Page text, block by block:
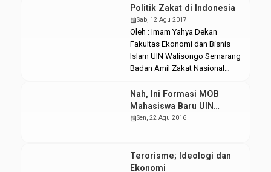
memutuskan hasil Pemilwa
dengan pasti. Pasalnya,
terdapat berbagai problem
terkait hasil suara. Salah satunya
terjadi di Fakultas […]
Kemahasiswaan pada
Perguruan Tinggi Agama Islam,
dalam melalukan pemilihan
umum mahasiswa (Pemilwa)
dilakukan dengan sistem
musyawarah mahasiswa
2018 ini, UIN Walisongo
Semarang belum menerapkan
sistem tersebut dan masih
(20/12/2018). “Pembahasan […]
Politik Zakat di Indonesia
calendar_monthSab, 12 Agu 2017
Oleh : Imam Yahya Dekan
Fakultas Ekonomi dan Bisnis
Islam UIN Walisongo Semarang
Badan Amil Zakat Nasional
Development Bank (IDB), merilis
informasi bahwa pada tahun
2015 target pendapatan zakat
(metrotvnews.com/18/1/2015).
Sebuah angka yang fantastis
Nah, Ini Formasi MOB
Mahasiswa Baru UIN
Walisongo 2016
calendar_monthSen, 22 Agu 2016
Terorisme; Ideologi dan